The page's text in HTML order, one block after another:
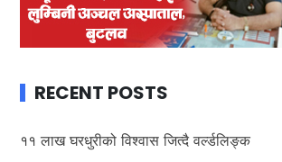
RECENT POSTS
११ लाख घरधुरीको विश्वास जित्दै वर्ल्डलिङ्क